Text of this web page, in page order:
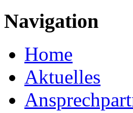
Navigation
Home
Aktuelles